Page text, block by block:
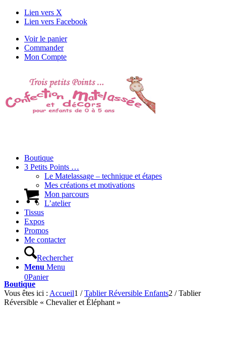
Lien vers X
Lien vers Facebook
Voir le panier
Commander
Mon Compte
0Panier
Boutique
3 Petits Points …
Le Matelassage – technique et étapes
Mes créations et motivations
Mon parcours
L’atelier
Tissus
Expos
Promos
Me contacter
Rechercher
Menu Menu
Boutique
Vous êtes ici : Accueil1 / Tablier Réversible Enfants2 / Tablier
Réversible « Chevalier et Éléphant »